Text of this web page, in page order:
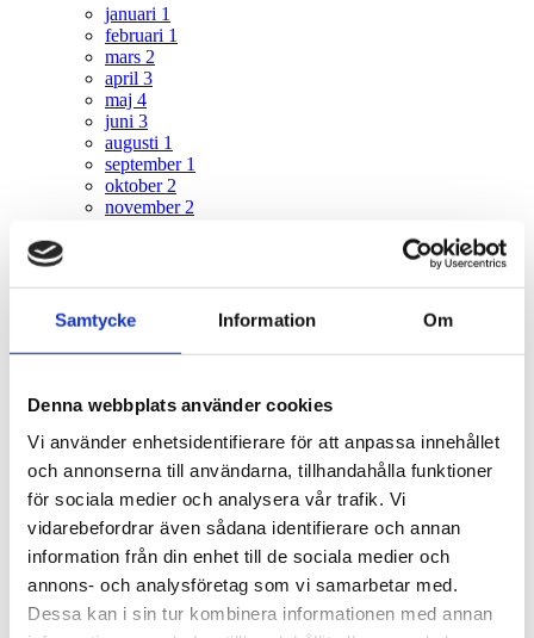
Samtycke Information Om
Denna webbplats använder cookies
Vi använder enhetsidentifierare för att anpassa innehållet
och annonserna till användarna, tillhandahålla funktioner
för sociala medier och analysera vår trafik. Vi
vidarebefordrar även sådana identifierare och annan
information från din enhet till de sociala medier och
annons- och analysföretag som vi samarbetar med.
Dessa kan i sin tur kombinera informationen med annan
januari 1
februari 1
mars 2
april 3
maj 4
juni 3
augusti 1
september 1
oktober2
november2
2021
januari
februari
mars5
maj
juni4
augusti2
1
november 2
december 1
februari2
mars4
april 2